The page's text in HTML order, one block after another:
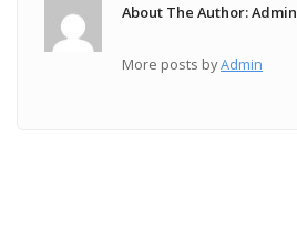
About The Author: Admin
More posts byAdmin